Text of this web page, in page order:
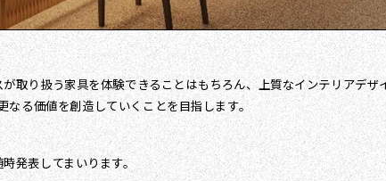
り扱う家具を体験できることはもちろん、上質なインテリアデ
る価値を創造していくことを目指します。
発表してまいります。